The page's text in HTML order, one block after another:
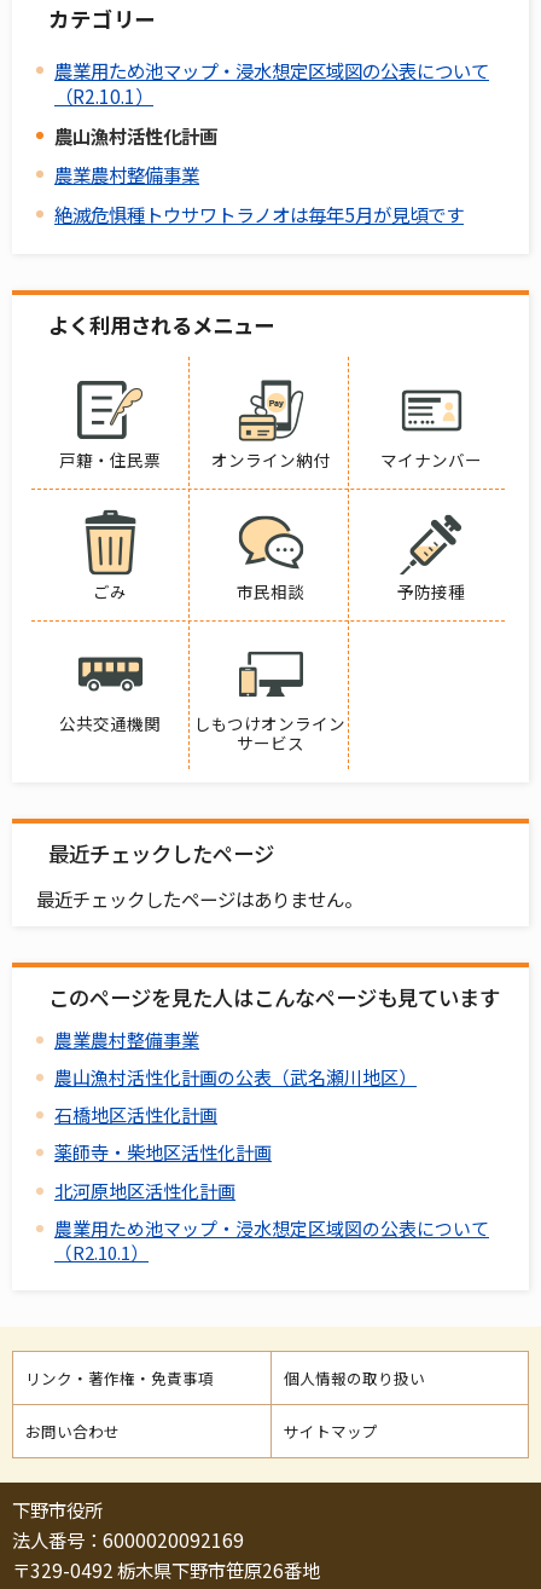
カテゴリー
農業用ため池マップ・浸水想定区域図の公表について
（R2.10.1）
農山漁村活性化計画
農業農村整備事業
絶滅危惧種トウサワトラノオは毎年5月が見頃です
よく利用されるメニュー
戸籍・住民票 オンライン納付 マイナンバー
ごみ 市民相談 予防接種
公共交通機関
しもつけオンライン
サービス
最近チェックしたページ
最近チェックしたページはありません。
このページを見た人はこんなページも見ています
農業農村整備事業
農山漁村活性化計画の公表（武名瀬川地区）
石橋地区活性化計画
薬師寺・柴地区活性化計画
北河原地区活性化計画
農業用ため池マップ・浸水想定区域図の公表について
（R2.10.1）
リンク・著作権・免責事項 個人情報の取り扱い
お問い合わせ サイトマップ
下野市役所
法人番号：6000020092169
〒329-0492 栃木県下野市笹原26番地